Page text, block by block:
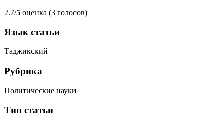
2.7/5 оценка (3 голосов)
Язык статьи
Таджикский
Рубрика
Политические науки
Тип статьи